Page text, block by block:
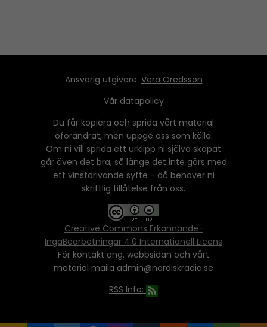
Ansvarig utgivare: Vera Oredsson
Vår datapolicy
Du får kopiera och sprida vårt material
oförändrat, men uppge oss som källa.
Om ni vill sprida ett urklipp ni själva skapat
går även det bra, så länge det inte görs med
ett vinstdrivande syfte - då behöver ni
skriftlig tillåtelse från oss.
Creative Commons Erkännande-
IngaBearbetningar 4.0 Internationell Licens
För kontakt ang. webbsidan och vårt
material maila admin@nordiskradio.se
RSS Info: